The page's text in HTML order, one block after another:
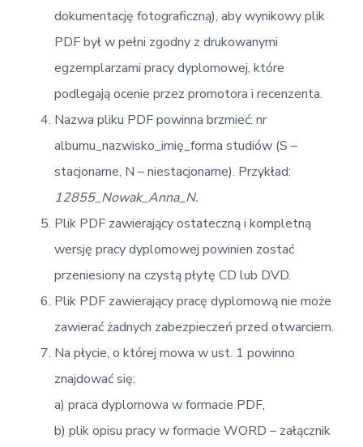
dokumentację fotograficzną), aby wynikowy plik
PDF był w pełni zgodny z drukowanymi
egzemplarzami pracy dyplomowej, które
podlegają ocenie przez promotora i recenzenta.
Nazwa pliku PDF powinna brzmieć: nr
albumu_nazwisko_imię_forma studiów (S –
stacjonarne, N – niestacjonarne). Przykład:
12855_Nowak_Anna_N.
Plik PDF zawierający ostateczną i kompletną
wersję pracy dyplomowej powinien zostać
przeniesiony na czystą płytę CD lub DVD.
Plik PDF zawierający pracę dyplomową nie może
zawierać żadnych zabezpieczeń przed otwarciem.
Na płycie, o której mowa w ust. 1 powinno
znajdować się:
a) praca dyplomowa w formacie PDF,
b) plik opisu pracy w formacie WORD – załącznik